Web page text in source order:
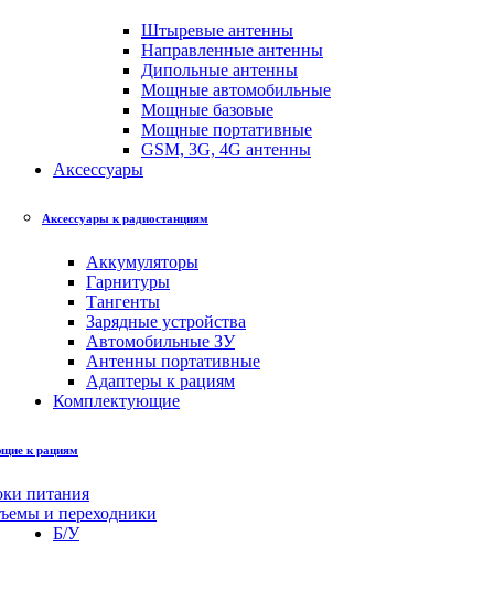
Штыревые антенны
Направленные антенны
Дипольные антенны
Мощные автомобильные
Мощные базовые
Мощные портативные
GSM, 3G, 4G антенны
Аксессуары
Аксессуары к радиостанциям
Аккумуляторы
Гарнитуры
Тангенты
Зарядные устройства
Автомобильные ЗУ
Антенны портативные
Адаптеры к рациям
Комплектующие
к рациям
питания
и переходники
Б/У